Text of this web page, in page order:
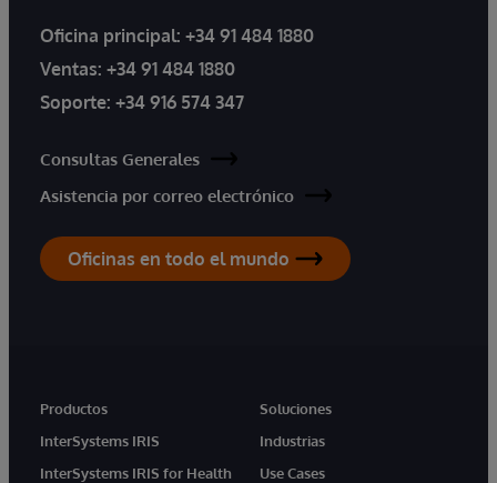
Oficina principal: +34 91 484 1880
Ventas: +34 91 484 1880
Soporte: +34 916 574 347
Consultas Generales
Asistencia por correo electrónico
Oficinas en todo el mundo
Productos
InterSystems IRIS
InterSystems IRIS for Health
Soluciones
Industrias
Use Cases